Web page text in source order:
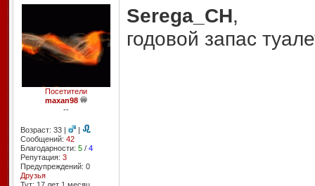
Посетители
maxan98
--
Возраст: 33 |
|
Сообщений: 42
Благодарности: 5/ 4
Репутация: 3
Предупреждений: 0
Друзья
Serega_CH,
годовой запас